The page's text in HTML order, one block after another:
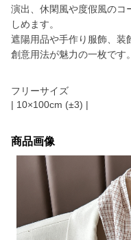
演出、休閑風や度假風のコ
しめます。
遮陽用品や手作り服飾、装
創意用法が魅力の一枚です。
フリーサイズ
| 10×100cm (±3) |
商品画像